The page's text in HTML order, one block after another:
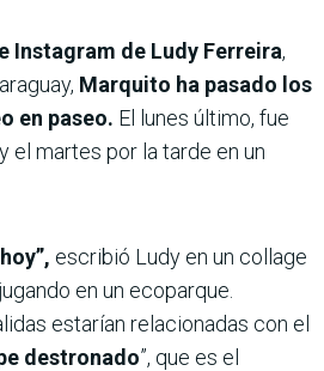
Instagram de Ludy Ferreira,
Marquito ha pasado los
en paseo. El lunes último, fue
el martes por la tarde en un
escribió Ludy en un collage
en un ecoparque.
estarían relacionadas con el
destronado”, que es el